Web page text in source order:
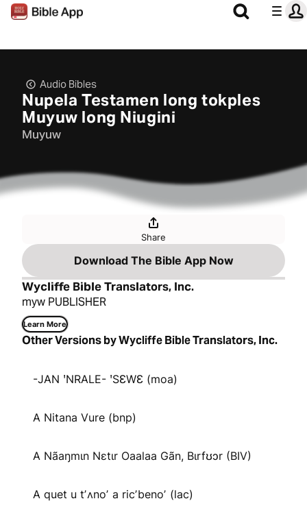
Audio Bibles
Nupela Testamen long tokples
Muyuw long Niugini
Muyuw
Share
Download The Bible App Now
Wycliffe Bible Translators, Inc.
myw PUBLISHER
Learn More
Other Versions by Wycliffe Bible Translators, Inc.
-JAN ꞌNRALE- ꞌSƐWƐ (moa)
A Nitana Vure (bnp)
A Nãaŋmɩn Nɛtɩr Oaalaa Gãn, Bɩrfʊɔr (BIV)
A quet u tʼʌnoʼ a ricʼbenoʼ (lac)